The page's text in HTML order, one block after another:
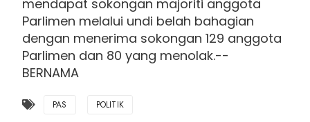
mendapat sokongan majoriti anggota
Parlimen melalui undi belah bahagian
dengan menerima sokongan 129 anggota
Parlimen dan 80 yang menolak.--
BERNAMA
PAS POLITIK